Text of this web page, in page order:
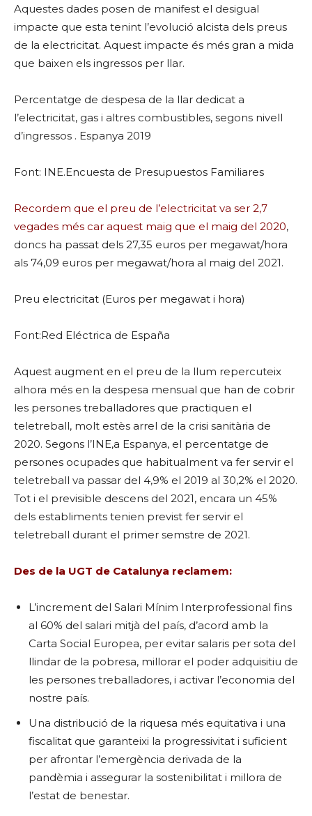
Aquestes dades posen de manifest el desigual
impacte que esta tenint l’evolució alcista dels preus
de la electricitat. Aquest impacte és més gran a mida
que baixen els ingressos per llar.
Percentatge de despesa de la llar dedicat a
l’electricitat, gas i altres combustibles, segons nivell
d’ingressos . Espanya 2019
Font: INE.Encuesta de Presupuestos Familiares
Recordem que el preu de l’electricitat va ser 2,7
vegades més car aquest maig que el maig del 2020,
doncs ha passat dels 27,35 euros per megawat/hora
als 74,09 euros per megawat/hora al maig del 2021.
Preu electricitat (Euros per megawat i hora)
Font:Red Eléctrica de España
Aquest augment en el preu de la llum repercuteix
alhora més en la despesa mensual que han de cobrir
les persones treballadores que practiquen el
teletreball, molt estès arrel de la crisi sanitària de
2020. Segons l’INE,a Espanya, el percentatge de
persones ocupades que habitualment va fer servir el
teletreball va passar del 4,9% el 2019 al 30,2% el 2020.
Tot i el previsible descens del 2021, encara un 45%
dels establiments tenien previst fer servir el
teletreball durant el primer semstre de 2021.
Des de la UGT de Catalunya reclamem:
L’increment del Salari Mínim Interprofessional fins
al 60% del salari mitjà del país, d’acord amb la
Carta Social Europea, per evitar salaris per sota del
llindar de la pobresa, millorar el poder adquisitiu de
les persones treballadores, i activar l’economia del
nostre país.
Una distribució de la riquesa més equitativa i una
fiscalitat que garanteixi la progressivitat i suficient
per afrontar l’emergència derivada de la
pandèmia i assegurar la sostenibilitat i millora de
l’estat de benestar.